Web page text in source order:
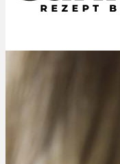
Extrakte